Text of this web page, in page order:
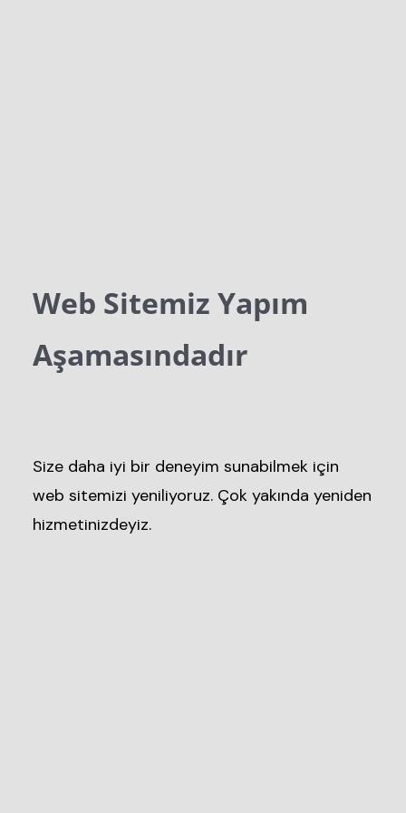
Web Sitemiz Yapım
Aşamasındadır
Size daha iyi bir deneyim sunabilmek için
web sitemizi yeniliyoruz. Çok yakında yeniden
hizmetinizdeyiz.